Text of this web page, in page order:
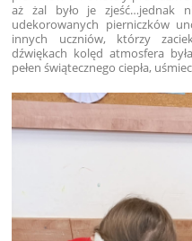
aż żal było je zjeść…jednak
udekorowanych pierniczków
innych uczniów, którzy
dźwiękach kolęd atmosfera
pełen świątecznego ciepła,